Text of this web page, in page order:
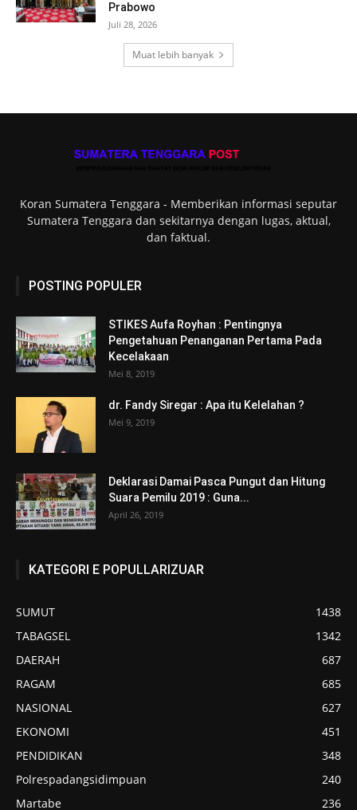
Prabowo
Juli 28, 2026
Muat lebih banyak
Koran Sumatera Tenggara - Memberikan informasi seputar
Sumatera Tenggara dan sekitarnya dengan lugas, aktual,
dan faktual.
POSTING POPULER
STIKES Aufa Royhan : Pentingnya
Pengetahuan Penanganan Pertama Pada
Kecelakaan
Mei 8, 2019
dr. Fandy Siregar : Apa itu Kelelahan ?
Mei 9, 2019
Deklarasi Damai Pasca Pungut dan Hitung
Suara Pemilu 2019 : Guna...
April 26, 2019
KATEGORI E POPULLARIZUAR
SUMUT
1438
TABAGSEL
1342
DAERAH
687
RAGAM
685
NASIONAL
627
EKONOMI
451
PENDIDIKAN
348
Polrespadangsidimpuan
240
Martabe
236